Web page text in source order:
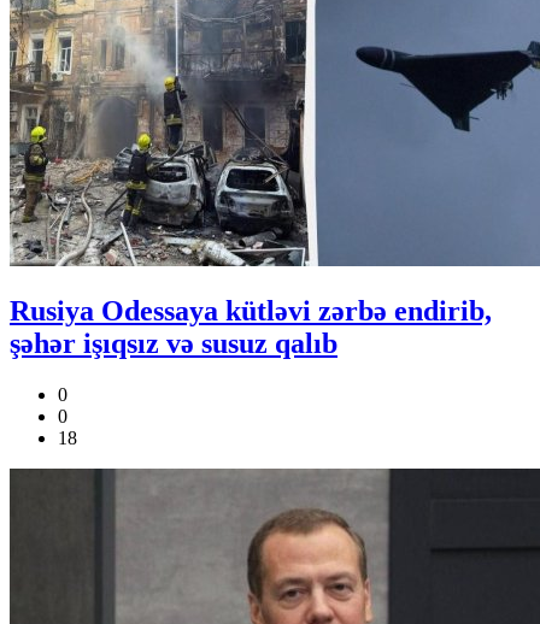
Rusiya Odessaya kütləvi zərbə endirib,
şəhər işıqsız və susuz qalıb
0
0
18